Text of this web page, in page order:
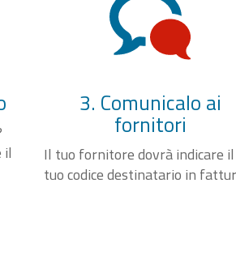
il
3. Comunicalo ai
fornitori
Il tuo fornitore dovrà indicare il
tuo codice destinatario in